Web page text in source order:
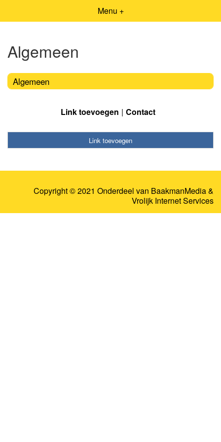
Menu +
Algemeen
Algemeen
Link toevoegen Contact
Link toevoegen
Copyright © 2021 Onderdeel van BaakmanMedia&
Vrolijk Internet Services